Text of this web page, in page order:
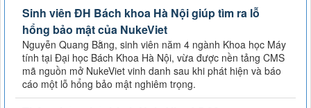
Sinh viên ĐH Bách khoa Hà Nội giúp tìm ra lỗ
hổng bảo mật của NukeViet
Nguyễn Quang Bằng, sinh viên năm 4 ngành Khoa học Máy
tính tại Đại học Bách Khoa Hà Nội, vừa được nền tảng CMS
mã nguồn mở NukeViet vinh danh sau khi phát hiện và báo
cáo một lỗ hổng bảo mật nghiêm trọng.